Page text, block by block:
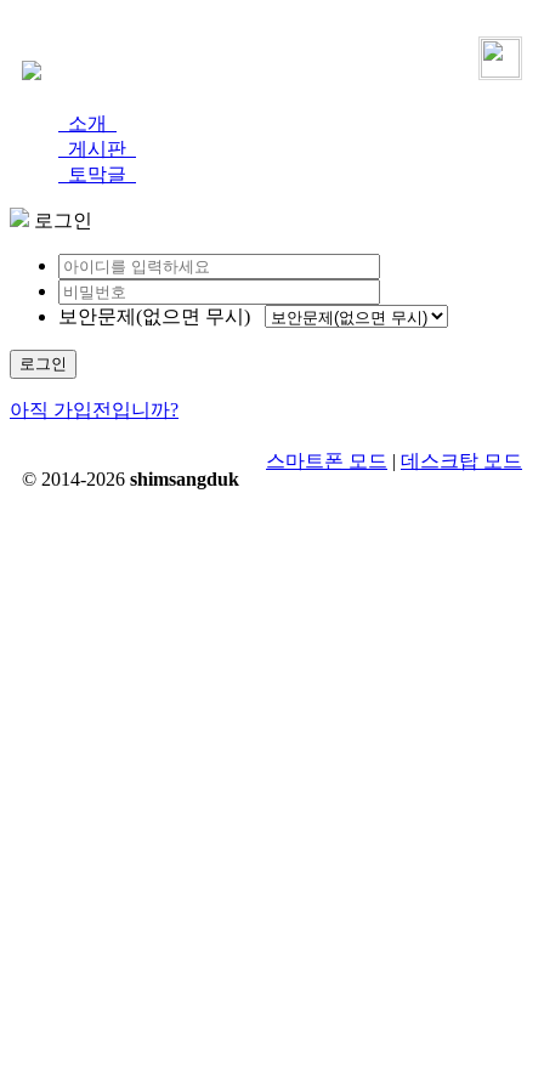
소개
게시판
토막글
로그인
보안문제(없으면 무시)
로그인
아직 가입전입니까?
© 2014-2026 shimsangduk
스마트폰 모드 | 데스크탑 모드